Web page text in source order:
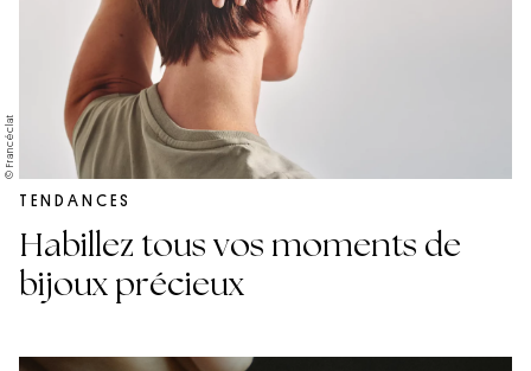
© Francéclat
TENDANCES
Habillez tous vos moments de
bijoux précieux